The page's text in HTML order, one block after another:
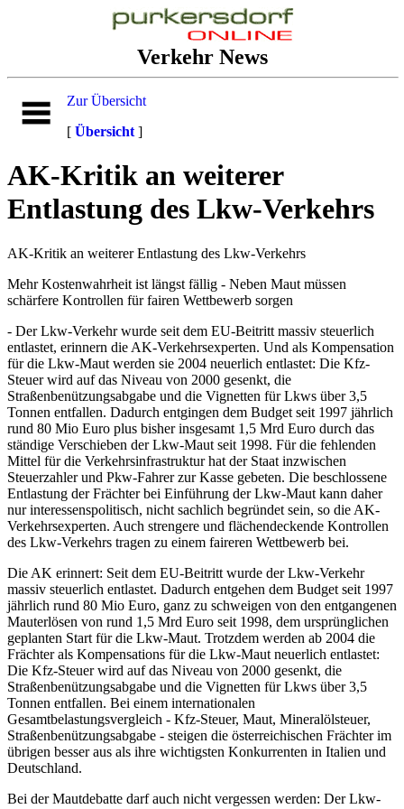
Verkehr News
Zur Übersicht
[ Übersicht ]
AK-Kritik an weiterer
Entlastung des Lkw-Verkehrs
AK-Kritik an weiterer Entlastung des Lkw-Verkehrs
Mehr Kostenwahrheit ist längst fällig - Neben Maut müssen
schärfere Kontrollen für fairen Wettbewerb sorgen
- Der Lkw-Verkehr wurde seit dem EU-Beitritt massiv steuerlich
entlastet, erinnern die AK-Verkehrsexperten. Und als Kompensation
für die Lkw-Maut werden sie 2004 neuerlich entlastet: Die Kfz-
Steuer wird auf das Niveau von 2000 gesenkt, die
Straßenbenützungsabgabe und die Vignetten für Lkws über 3,5
Tonnen entfallen. Dadurch entgingen dem Budget seit 1997 jährlich
rund 80 Mio Euro plus bisher insgesamt 1,5 Mrd Euro durch das
ständige Verschieben der Lkw-Maut seit 1998. Für die fehlenden
Mittel für die Verkehrsinfrastruktur hat der Staat inzwischen
Steuerzahler und Pkw-Fahrer zur Kasse gebeten. Die beschlossene
Entlastung der Frächter bei Einführung der Lkw-Maut kann daher
nur interessenspolitisch, nicht sachlich begründet sein, so die AK-
Verkehrsexperten. Auch strengere und flächendeckende Kontrollen
des Lkw-Verkehrs tragen zu einem faireren Wettbewerb bei.
Die AK erinnert: Seit dem EU-Beitritt wurde der Lkw-Verkehr
massiv steuerlich entlastet. Dadurch entgehen dem Budget seit 1997
jährlich rund 80 Mio Euro, ganz zu schweigen von den entgangenen
Mauterlösen von rund 1,5 Mrd Euro seit 1998, dem ursprünglichen
geplanten Start für die Lkw-Maut. Trotzdem werden ab 2004 die
Frächter als Kompensations für die Lkw-Maut neuerlich entlastet:
Die Kfz-Steuer wird auf das Niveau von 2000 gesenkt, die
Straßenbenützungsabgabe und die Vignetten für Lkws über 3,5
Tonnen entfallen. Bei einem internationalen
Gesamtbelastungsvergleich - Kfz-Steuer, Maut, Mineralölsteuer,
Straßenbenützungsabgabe - steigen die österreichischen Frächter im
übrigen besser aus als ihre wichtigsten Konkurrenten in Italien und
Deutschland.
Bei der Mautdebatte darf auch nicht vergessen werden: Der Lkw-